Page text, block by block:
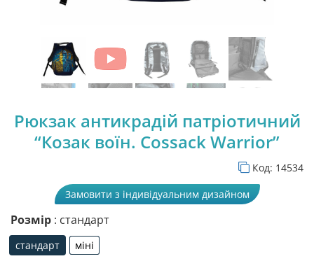
Рюкзак антикрадій патріотичний
“Козак воїн. Cossack Warrior”
Код: 14534
Замовити з індивідуальним дизайном
Розмір : стандарт
стандарт
стандарт
міні
міні